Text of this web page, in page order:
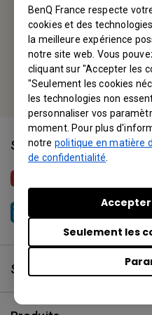
BenQ France respecte
cookies et des
la meilleure expérience
notre site web. Vous
cliquant sur "Accepter les
"Seulement les cookies
les technologies non
personnaliser vos
moment. Pour plus
notrepolitique en matière
de confidentialité
Seulement les
Tel: +33-0-1-7037-1717
Fax: +33-0-1-7037-1799
Or find your local office
Suivez-nous
Solutions